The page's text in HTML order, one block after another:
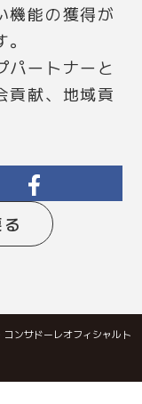
機能の獲得が
パートナーと
貢献、地域貢
ンサドーレオフィシャルト